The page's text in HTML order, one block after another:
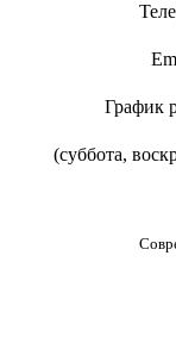
График
(суббота,